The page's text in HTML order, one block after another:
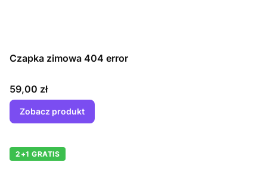
Czapka zimowa 404 error
Cena
59,00 zł
Zobacz produkt
2+1 GRATIS